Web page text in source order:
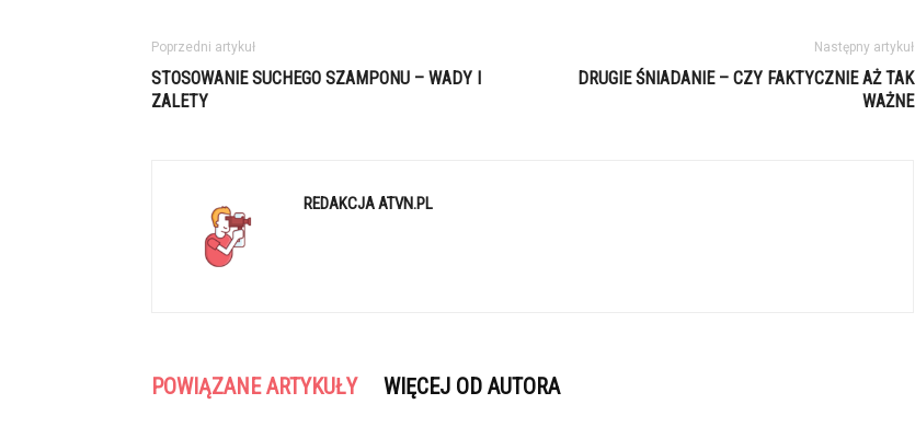
Poprzedni artykuł
STOSOWANIE SUCHEGO SZAMPONU – WADY I
ZALETY
Następny artykuł
DRUGIE ŚNIADANIE – CZY FAKTYCZNIE AŻ TAK
WAŻNE
REDAKCJA ATVN.PL
POWIĄZANE ARTYKUŁY WIĘCEJ OD AUTORA